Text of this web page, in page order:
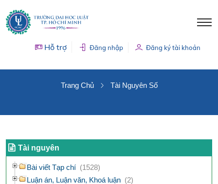
Hỗ trợ Đăng nhập Đăng ký tài khoản
Trang Chủ Tài Nguyên Số
Tài nguyên
Bài viết Tạp chí (1528)
Luận án, Luận văn, Khoá luận (2)